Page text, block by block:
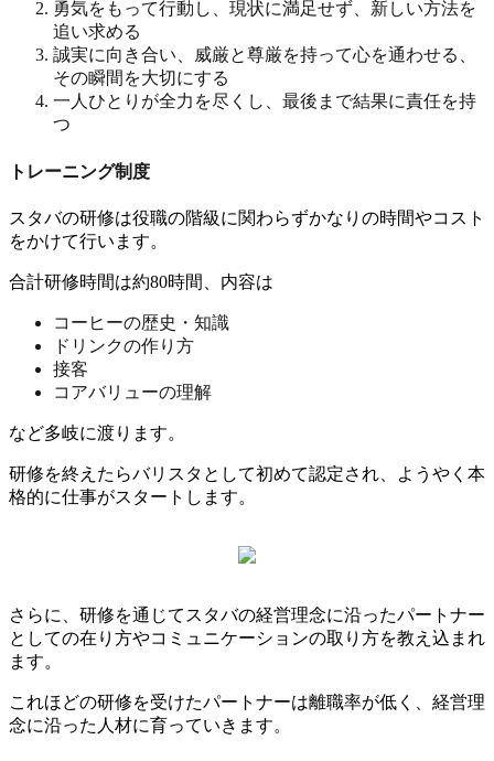
勇気をもって行動し、現状に満足せず、新しい方法を
追い求める
誠実に向き合い、威厳と尊厳を持って心を通わせる、
その瞬間を大切にする
一人ひとりが全力を尽くし、最後まで結果に責任を持
つ
トレーニング制度
スタバの研修は役職の階級に関わらずかなりの時間やコスト
をかけて行います。
合計研修時間は約80時間、内容は
コーヒーの歴史・知識
ドリンクの作り方
接客
コアバリューの理解
など多岐に渡ります。
研修を終えたらバリスタとして初めて認定され、ようやく本
格的に仕事がスタートします。
さらに、研修を通じてスタバの経営理念に沿ったパートナー
としての在り方やコミュニケーションの取り方を教え込まれ
ます。
これほどの研修を受けたパートナーは離職率が低く、経営理
念に沿った人材に育っていきます。